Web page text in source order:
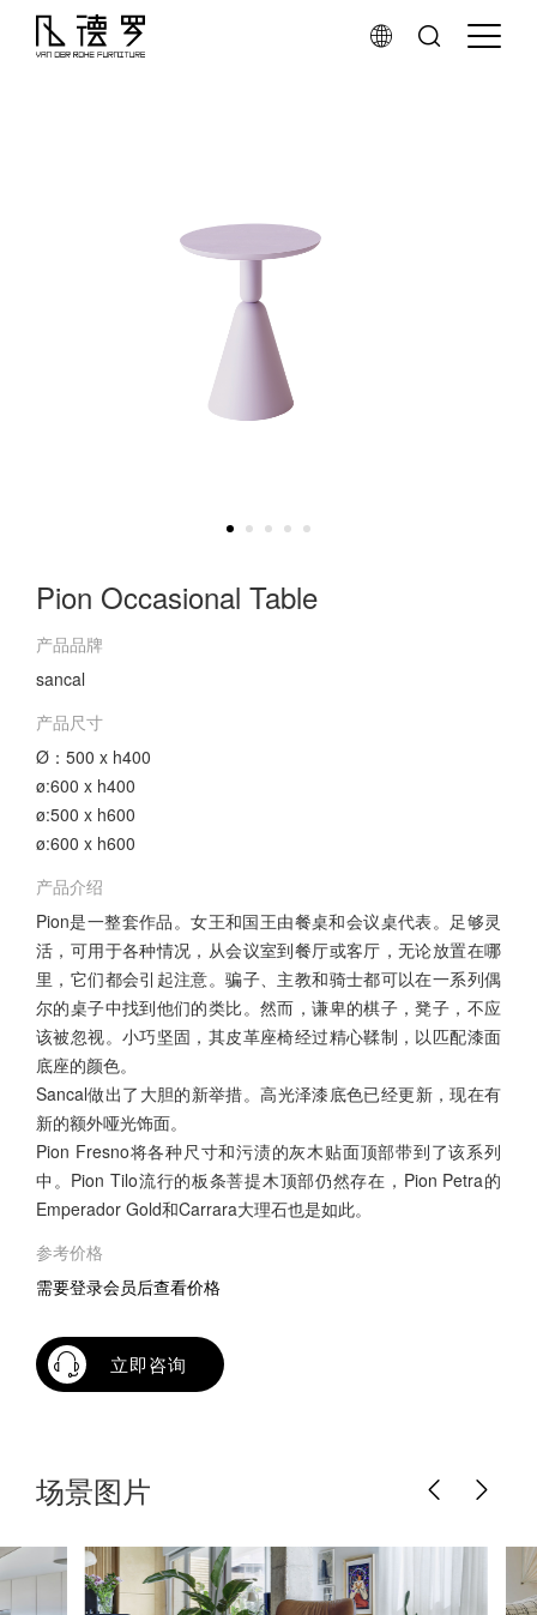
Pion Occasional Table
产品品牌
sancal
产品尺寸
Ø：500 x h400
ø:600 x h400
ø:500 x h600
ø:600 x h600
产品介绍
Pion是一整套作品。女王和国王由餐桌和会议桌代表。足够灵
活，可用于各种情况，从会议室到餐厅或客厅，无论放置在哪
里，它们都会引起注意。骗子、主教和骑士都可以在一系列偶
尔的桌子中找到他们的类比。然而，谦卑的棋子，凳子，不应
该被忽视。小巧坚固，其皮革座椅经过精心鞣制，以匹配漆面
底座的颜色。
Sancal做出了大胆的新举措。高光泽漆底色已经更新，现在有
新的额外哑光饰面。
Pion Fresno将各种尺寸和污渍的灰木贴面顶部带到了该系列
中。Pion Tilo流行的板条菩提木顶部仍然存在，Pion Petra的
Emperador Gold和Carrara大理石也是如此。
参考价格
需要登录会员后查看价格
立即咨询
场景图片